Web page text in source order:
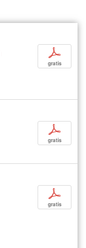
p
gratis
p
gratis
p
gratis